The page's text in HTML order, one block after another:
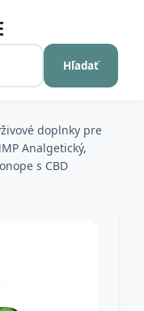
Hľadať
doplnky pre
Analgetický,
s CBD